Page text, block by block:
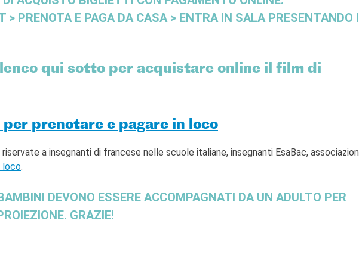
> PRENOTA E PAGA DA CASA > ENTRA IN SALA PRESENTANDO
qui sotto per acquistare online il film di
prenotare e pagare in loco
a insegnanti di francese nelle scuole italiane, insegnanti EsaBac,
loco.
DEVONO ESSERE ACCOMPAGNATI DA UN ADULTO PER
GRAZIE!